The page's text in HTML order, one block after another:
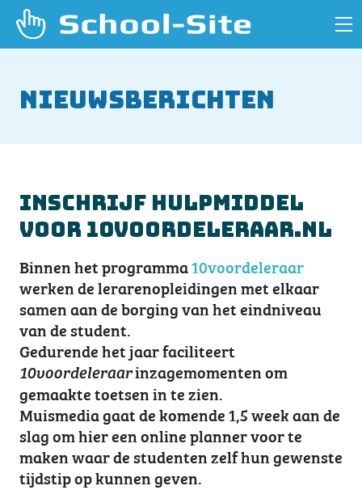
Nieuwsberichten
Inschrijf hulpmiddel
voor 10voordeleraar.nl
Binnen het programma10voordeleraar
werken de lerarenopleidingen met elkaar
samen aan de borging van het eindniveau
van de student.
Gedurende het jaar faciliteert
10voordeleraarinzagemomenten om
gemaakte toetsen in te zien.
Muismedia gaat de komende 1,5 week aan de
slag om hier een online planner voor te
maken waar de studenten zelf hun gewenste
tijdstip op kunnen geven.